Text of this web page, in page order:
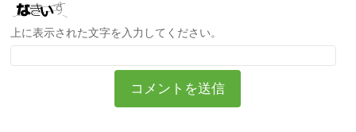
上に表示された文字を入力してください。